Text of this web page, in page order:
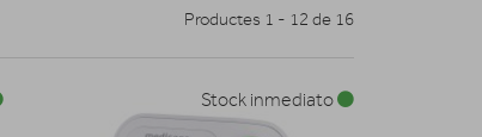
Productes 1 - 12 de 16
Stock inmediato